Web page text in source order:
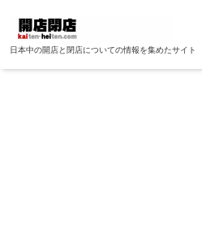
日本中の開店と閉店についての情報を集めたサイト